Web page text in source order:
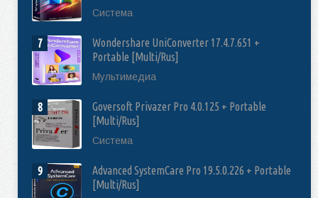
Система
7
Wondershare UniConverter 17.4.7.651 +
Portable [Multi/Rus]
Мультимедиа
8
Goversoft Privazer Pro 4.0.125 + Portable
[Multi/Rus]
Система
9
Advanced SystemCare Pro 19.5.0.226 + Portable
[Multi/Rus]